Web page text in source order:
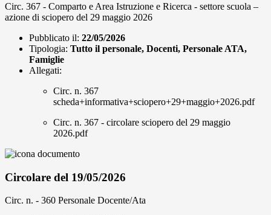
Circ. 367 - Comparto e Area Istruzione e Ricerca - settore scuola –
azione di sciopero del 29 maggio 2026
Pubblicato il: 22/05/2026
Tipologia: Tutto il personale, Docenti, Personale ATA,
Famiglie
Allegati:
Circ. n. 367
scheda+informativa+sciopero+29+maggio+2026.pdf
Circ. n. 367 - circolare sciopero del 29 maggio
2026.pdf
Circolare del 19/05/2026
Circ. n. - 360 Personale Docente/Ata